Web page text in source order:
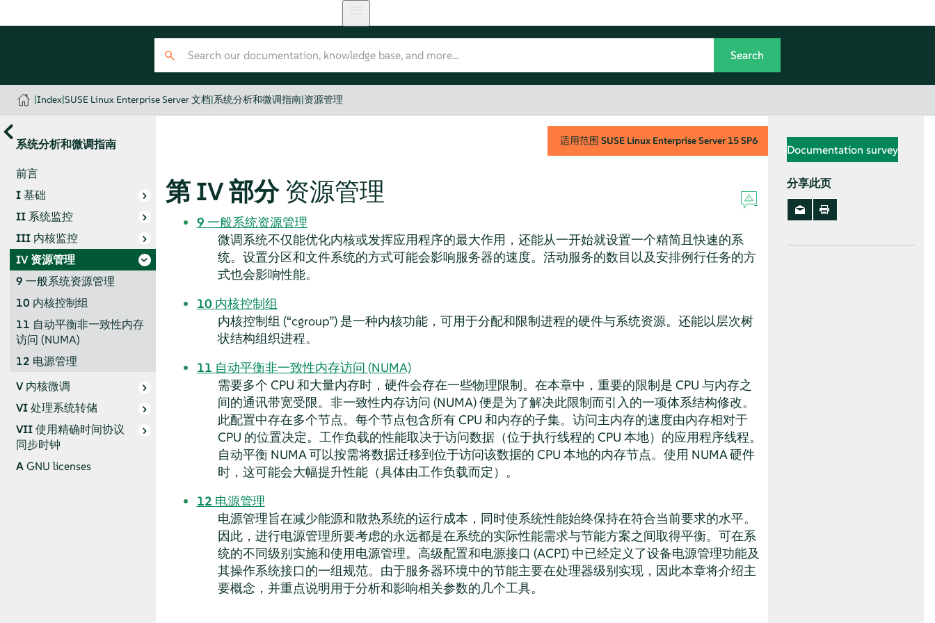
|Index|SUSE Linux Enterprise Server 文档|系统分析和微调指南|资源管理
系统分析和微调指南
前言
I基础
II 系统监控
III 内核监控
IV资源管理
9 一般系统资源管理
10 内核控制组
11 自动平衡非一致性内存
访问 (NUMA)
12 电源管理
V内核微调
VI处理系统转储
VII使用精确时间协议
同步时钟
AGNU licenses
适用范围 SUSE Linux Enterprise Server 15 SP6
第 IV 部分 资源管理
9 一般系统资源管理
微调系统不仅能优化内核或发挥应用程序的最大作用，还能从一开始就设置一个精简且快速的系
统。设置分区和文件系统的方式可能会影响服务器的速度。活动服务的数目以及安排例行任务的方
式也会影响性能。
10 内核控制组
内核控制组 (“cgroup”) 是一种内核功能，可用于分配和限制进程的硬件与系统资源。还能以层次树
状结构组织进程。
11 自动平衡非一致性内存访问 (NUMA)
需要多个 CPU 和大量内存时，硬件会存在一些物理限制。在本章中，重要的限制是 CPU 与内存之
间的通讯带宽受限。非一致性内存访问 (NUMA) 便是为了解决此限制而引入的一项体系结构修改。
此配置中存在多个节点。每个节点包含所有 CPU 和内存的子集。访问主内存的速度由内存相对于
CPU 的位置决定。工作负载的性能取决于访问数据（位于执行线程的 CPU 本地）的应用程序线程。
自动平衡 NUMA 可以按需将数据迁移到位于访问该数据的 CPU 本地的内存节点。使用 NUMA 硬件
时，这可能会大幅提升性能（具体由工作负载而定）。
12 电源管理
电源管理旨在减少能源和散热系统的运行成本，同时使系统性能始终保持在符合当前要求的水平。
因此，进行电源管理所要考虑的永远都是在系统的实际性能需求与节能方案之间取得平衡。可在系
统的不同级别实施和使用电源管理。高级配置和电源接口 (ACPI) 中已经定义了设备电源管理功能及
其操作系统接口的一组规范。由于服务器环境中的节能主要在处理器级别实现，因此本章将介绍主
要概念，并重点说明用于分析和影响相关参数的几个工具。
Documentation survey
分享此页